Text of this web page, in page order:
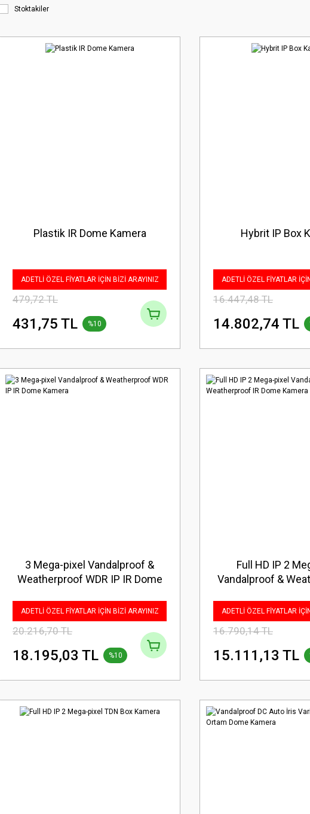
Stoktakiler
Plastik IR Dome Kamera
ADETLİ ÖZEL FİYATLAR İÇİN BİZİ ARAYINIZ
479,72 TL
431,75 TL %10
Hybrit IP Box
ADETLİ ÖZEL FİYATLAR
16.447,48 TL
14.802,74 TL
3 Mega-pixel Vandalproof &
Weatherproof WDR IP IR Dome
ADETLİ ÖZEL FİYATLAR İÇİN BİZİ ARAYINIZ
20.216,70 TL
18.195,03 TL %10
Full HD IP 2
Vandalproof &
ADETLİ ÖZEL FİYATLAR
16.790,14 TL
15.111,13 TL